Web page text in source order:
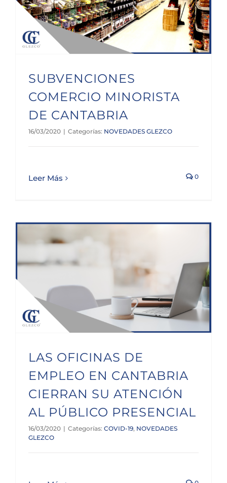
SUBVENCIONES
COMERCIO MINORISTA
DE CANTABRIA
16/03/2020 | Categorías: NOVEDADES GLEZCO
Leer Más 0
LAS OFICINAS DE
EMPLEO EN CANTABRIA
CIERRAN SU ATENCIÓN
AL PÚBLICO PRESENCIAL
16/03/2020 | Categorías: COVID-19, NOVEDADES
GLEZCO